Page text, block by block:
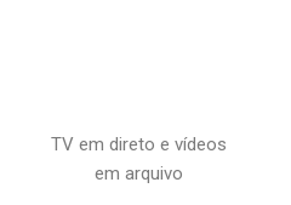
TV em direto e vídeos
em arquivo